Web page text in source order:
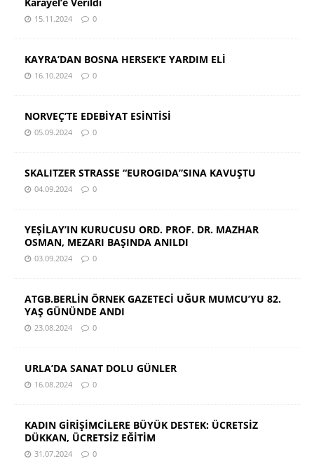
15.11.2024 0
KAYRA’DAN BOSNA HERSEK’E YARDIM ELİ
16.10.2024 0
NORVEÇ’TE EDEBİYAT ESİNTİSİ
05.09.2024 0
SKALITZER STRASSE “EUROGIDA”SINA KAVUŞTU
04.09.2024 0
YEŞİLAY’IN KURUCUSU ORD. PROF. DR. MAZHAR
OSMAN, MEZARI BAŞINDA ANILDI
03.09.2024 0
ATGB.BERLİN ÖRNEK GAZETECİ UĞUR MUMCU’YU 82.
YAŞ GÜNÜNDE ANDI
23.08.2024 0
URLA’DA SANAT DOLU GÜNLER
16.08.2024 0
KADIN GİRİŞİMCİLERE BÜYÜK DESTEK: ÜCRETSİZ
DÜKKAN, ÜCRETSİZ EĞİTİM
31.07.2024 0